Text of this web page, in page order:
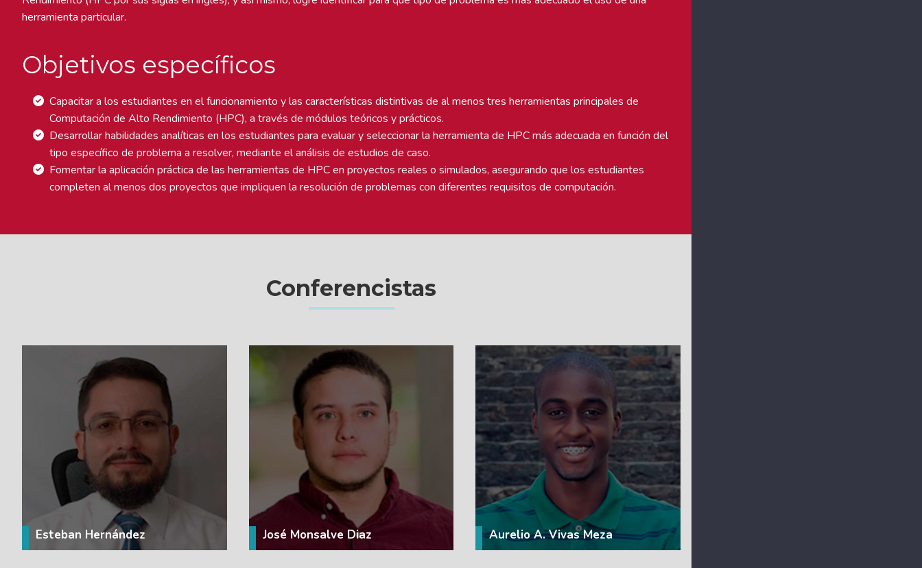
herramienta particular.
Objetivos específicos
Capacitar a los estudiantes en el funcionamiento y las características distintivas de al menos tres herramientas principales de
Computación de Alto Rendimiento (HPC), a través de módulos teóricos y prácticos.
Desarrollar habilidades analíticas en los estudiantes para evaluar y seleccionar la herramienta de HPC más adecuada en función del
tipo específico de problema a resolver, mediante el análisis de estudios de caso.
Fomentar la aplicación práctica de las herramientas de HPC en proyectos reales o simulados, asegurando que los estudiantes
completen al menos dos proyectos que impliquen la resolución de problemas con diferentes requisitos de computación.
Conferencistas
VER MÁS
Esteban Hernández
VER MÁS
José Monsalve Diaz
VER MÁS
Aurelio A. Vivas Meza